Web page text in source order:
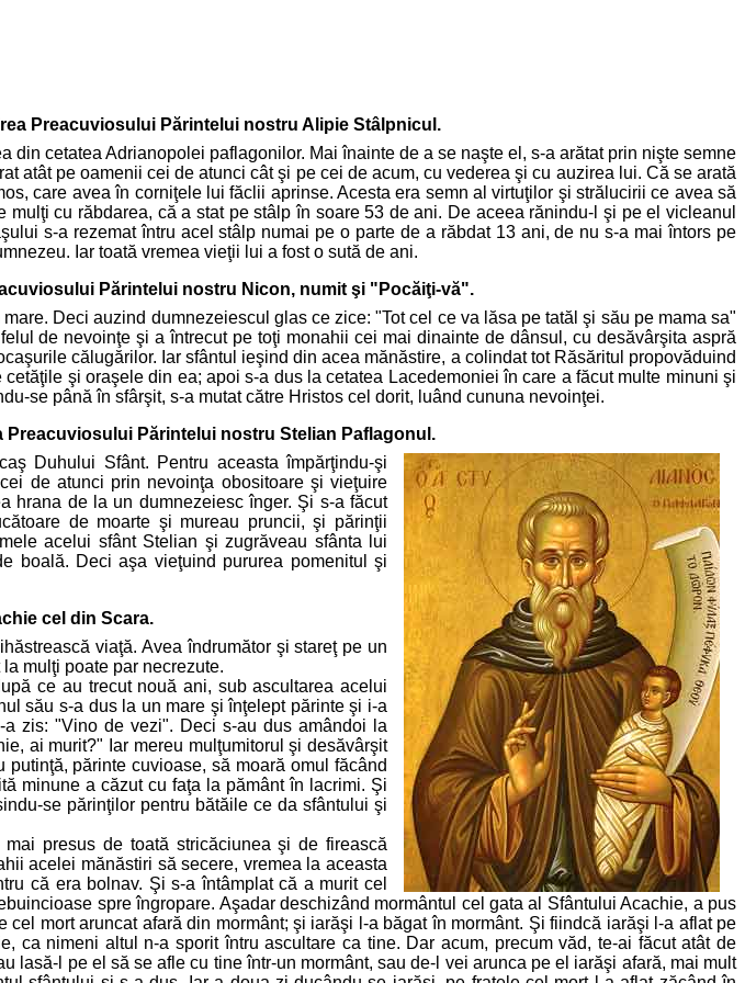
Preacuviosului Părintelui nostru Alipie Stâlpnicul.
cetatea Adrianopolei paflagonilor. Mai înainte de a se naşte el, s-a arătat prin nişte semne
atât pe oamenii cei de atunci cât şi pe cei de acum, cu vederea şi cu auzirea lui. Că se arată
care avea în corniţele lui făclii aprinse. Acesta era semn al virtuţilor şi strălucirii ce avea să
cu răbdarea, că a stat pe stâlp în soare 53 de ani. De aceea rănindu-l şi pe el vicleanul
s-a rezemat întru acel stâlp numai pe o parte de a răbdat 13 ani, de nu s-a mai întors pe
Iar toată vremea vieţii lui a fost o sută de ani.
Părintelui nostru Nicon, numit şi "Pocăiţi-vă".
Deci auzind dumnezeiescul glas ce zice: "Tot cel ce va lăsa pe tatăl şi său pe mama sa"
de nevoinţe şi a întrecut pe toţi monahii cei mai dinainte de dânsul, cu desăvârşita aspră
călugărilor. Iar sfântul ieşind din acea mănăstire, a colindat tot Răsăritul propovăduind
şi oraşele din ea; apoi s-a dus la cetatea Lacedemoniei în care a făcut multe minuni şi
se până în sfârşit, s-a mutat către Hristos cel dorit, luând cununa nevoinţei.
Preacuviosului Părintelui nostru Stelian Paflagonul.
Duhului Sfânt. Pentru aceasta împărţindu-şi
de atunci prin nevoinţa obositoare şi vieţuire
hrana de la un dumnezeiesc înger. Şi s-a făcut
de moarte şi mureau pruncii, şi părinţii
acelui sfânt Stelian şi zugrăveau sfânta lui
boală. Deci aşa vieţuind pururea pomenitul şi
cel din Scara.
viaţă. Avea îndrumător şi stareţ pe un
mulţi poate par necrezute.
ce au trecut nouă ani, sub ascultarea acelui
său s-a dus la un mare şi înţelept părinte şi i-a
zis: "Vino de vezi". Deci s-au dus amândoi la
ai murit?" Iar mereu mulţumitorul şi desăvârşit
părinte cuvioase, să moară omul făcând
minune a căzut cu faţa la pământ în lacrimi. Şi
se părinţilor pentru bătăile ce da sfântului şi
presus de toată stricăciunea şi de firească
acelei mănăstiri să secere, vremea la aceasta
că era bolnav. Şi s-a întâmplat că a murit cel
spre îngropare. Aşadar deschizând mormântul cel gata al Sfântului Acachie, a pus
mort aruncat afară din mormânt; şi iarăşi l-a băgat în mormânt. Şi fiindcă iarăşi l-a aflat pe
ca nimeni altul n-a sporit întru ascultare ca tine. Dar acum, precum văd, te-ai făcut atât de
lasă-l pe el să se afle cu tine într-un mormânt, sau de-l vei arunca pe el iarăşi afară, mai mult